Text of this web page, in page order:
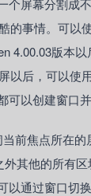
个屏幕分割成
的事情。可以
4.00.03版本
以后，可以使
以创建窗口并
前焦点所在
其他的所有
通过窗口切换